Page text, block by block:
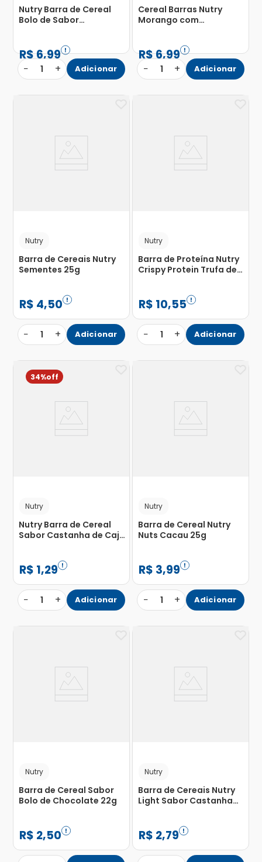
Nutry Barra de Cereal
Bolo de Sabor
R$6,99
− 1 + Adicionar
Cereal Barras Nutry
Morango com
R$6,99
− 1 + Adicionar
Nutry
Barra de Cereais Nutry
Sementes 25g
R$ 4,50
− 1 + Adicionar
Nutry
Barra de Proteína Nutry
Crispy Protein Trufa de
R$ 10,55
− 1 + Adicionar
34%
Nutry
Nutry Barra de Cereal
Sabor Castanha de Caju
R$ 1,29
− 1 + Adicionar
Nutry
Barra de Cereal Nutry
Nuts Cacau 25g
R$ 3,99
− 1 + Adicionar
Nutry
Barra de Cereal Sabor
Bolo de Chocolate 22g
R$ 2,50
Nutry
Barra de Cereais Nutry
Light Sabor Castanha
R$ 2,79